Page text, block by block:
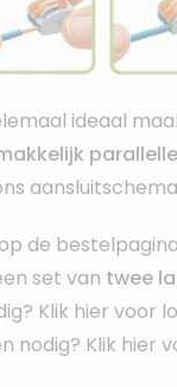
ideaal
de
set van twee
Klik hier voor
nodig? Klik hier